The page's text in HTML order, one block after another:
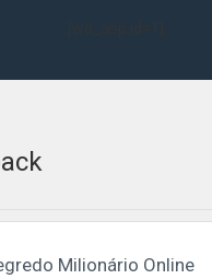
Milionário Online